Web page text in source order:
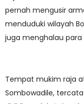
pernah mengusir
menduduki wilayah
juga menghalau
Tempat mukim raja
Sombowadile,